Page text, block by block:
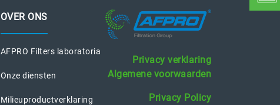
OVER ONS
AFPRO Filters laboratoria
Onze diensten
Milieuproductverklaring
Privacy verklaring
Algemene voorwaarden
Privacy Policy